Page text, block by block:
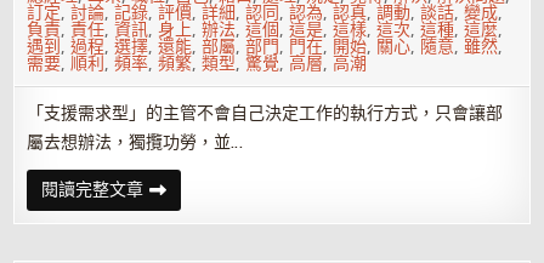
訂定,討論,記錄,評價,詳細,認同,認為,認真,調動,談話,變成,
負責,責任,資訊,身上,辦法,這個,這是,這樣,這次,這種,這麼,
遇到,過程,選擇,還能,部屬,部門, 門在, 開始, 關心, 隨意,雖然,
需要,順利,頻率,頻繁,類型,驚覺,高層,高潮
「支援需求型」的主管不會自己決定工作的執行方式，只會讓部
屬去想辦法，獨攬功勞，並…
閱讀完整文章遇
到
推
任